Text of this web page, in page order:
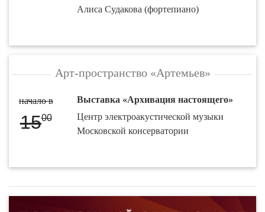
Алиса Судакова (фортепиано)
Арт-пространство «Артемьев»
начало в
1500
Выставка «Архивация настоящего»
Центр электроакустической музыки
Московской консерватории